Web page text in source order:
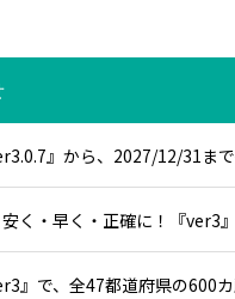
』から、2027/12/31ま
安く・早く・正確に！『ver3
』で、全47都道府県の600